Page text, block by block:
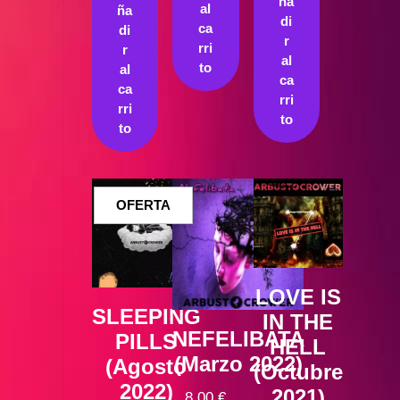
ña
di
r
al
ca
rri
to
al
ca
rri
to
di
r
al
ca
rri
to
OFERTAPRODUCTO
OFERTA
SLEEPING
PILLS
(Agosto
2022)
NEFELIBATA
(Marzo 2022)
LOVE IS
IN THE
HELL
(Octubre